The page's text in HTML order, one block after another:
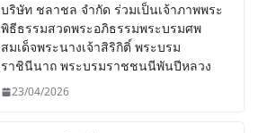
บริษัท ชลาชล จำกัด ร่วมเป็นเจ้าภาพพระ
พิธีธรรมสวดพระอภิธรรมพระบรมศพ
สมเด็จพระนางเจ้าสิริกิติ์ พระบรม
ราชินีนาถ พระบรมราชชนนีพันปีหลวง
23/04/2026